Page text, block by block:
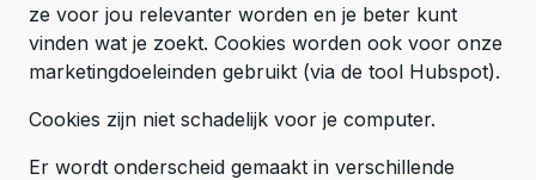
ze voor jou relevanter worden en je beter kunt
vinden wat je zoekt. Cookies worden ook voor onze
marketingdoeleinden gebruikt (via de tool Hubspot).
Cookies zijn niet schadelijk voor je computer.
Er wordt onderscheid gemaakt in verschillende